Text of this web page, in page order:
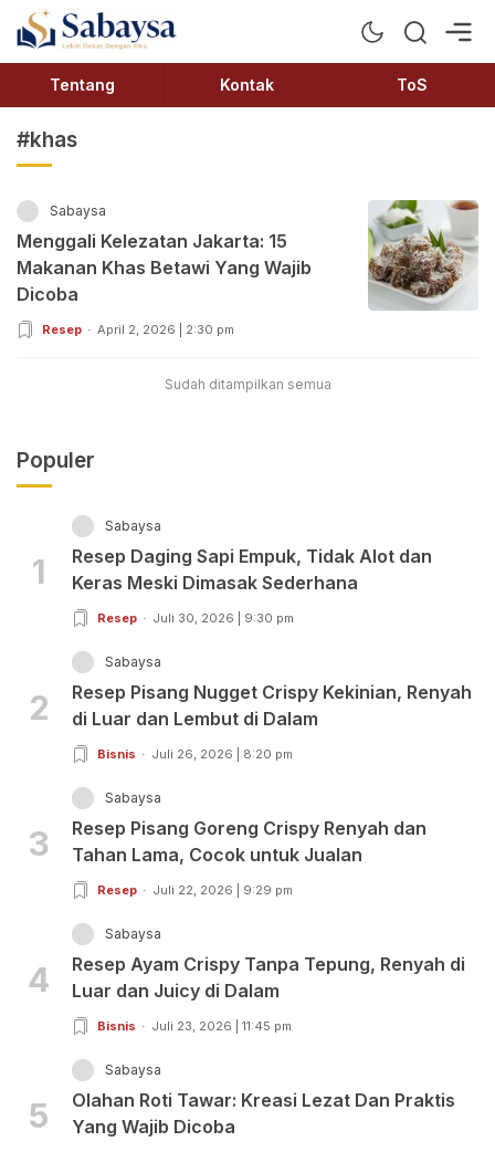
Sabaysa
Lebih Dekat Dengan Ilmu
Tentang Kontak ToS
#khas
Sabaysa
Menggali Kelezatan Jakarta: 15
Makanan Khas Betawi Yang Wajib
Dicoba
Resep April 2, 2026 | 2:30 pm
Sudah ditampilkan semua
Populer
1
Sabaysa
Resep Daging Sapi Empuk, Tidak Alot dan
Keras Meski Dimasak Sederhana
Resep Juli 30, 2026 | 9:30 pm
2
Sabaysa
Resep Pisang Nugget Crispy Kekinian, Renyah
di Luar dan Lembut di Dalam
Bisnis Juli 26, 2026 | 8:20 pm
3
Sabaysa
Resep Pisang Goreng Crispy Renyah dan
Tahan Lama, Cocok untuk Jualan
Resep Juli 22, 2026 | 9:29 pm
4
Sabaysa
Resep Ayam Crispy Tanpa Tepung, Renyah di
Luar dan Juicy di Dalam
Bisnis Juli 23, 2026 | 11:45 pm
5
Sabaysa
Olahan Roti Tawar: Kreasi Lezat Dan Praktis
Yang Wajib Dicoba